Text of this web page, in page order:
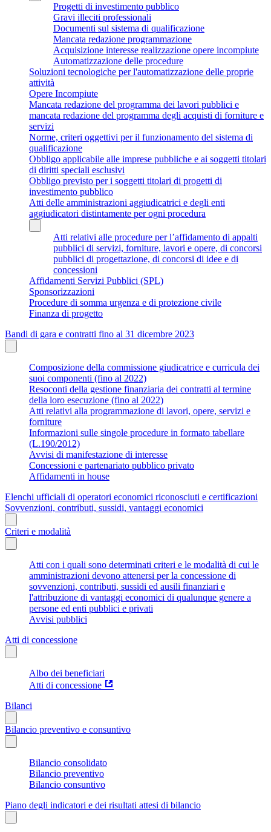
Progetti di investimento pubblico
Gravi illeciti professionali
Documenti sul sistema di qualificazione
Mancata redazione programmazione
Acquisizione interesse realizzazione opere incompiute
Automatizzazione delle procedure
Soluzioni tecnologiche per l'automatizzazione delle proprie
attività
Opere Incompiute
Mancata redazione del programma dei lavori pubblici e
mancata redazione del programma degli acquisti di forniture e
servizi
Norme, criteri oggettivi per il funzionamento del sistema di
qualificazione
Obbligo applicabile alle imprese pubbliche e ai soggetti titolari
di diritti speciali esclusivi
Obbligo previsto per i soggetti titolari di progetti di
investimento pubblico
Atti delle amministrazioni aggiudicatrici e degli enti
aggiudicatori distintamente per ogni procedura
Atti relativi alle procedure per l’affidamento di appalti
pubblici di servizi, forniture, lavori e opere, di concorsi
pubblici di progettazione, di concorsi di idee e di
concessioni
Affidamenti Servizi Pubblici (SPL)
Sponsorizzazioni
Procedure di somma urgenza e di protezione civile
Finanza di progetto
Bandi di gara e contratti fino al 31 dicembre 2023
Composizione della commissione giudicatrice e curricula dei
suoi componenti (fino al 2022)
Resoconti della gestione finanziaria dei contratti al termine
della loro esecuzione (fino al 2022)
Atti relativi alla programmazione di lavori, opere, servizi e
forniture
Informazioni sulle singole procedure in formato tabellare
(L.190/2012)
Avvisi di manifestazione di interesse
Concessioni e partenariato pubblico privato
Affidamenti in house
Elenchi ufficiali di operatori economici riconosciuti e certificazioni
Sovvenzioni, contributi, sussidi, vantaggi economici
Criteri e modalità
Atti con i quali sono determinati criteri e le modalità di cui le
amministrazioni devono attenersi per la concessione di
sovvenzioni, contributi, sussidi ed ausili finanziari e
l'attribuzione di vantaggi economici di qualunque genere a
persone ed enti pubblici e privati
Avvisi pubblici
Atti di concessione
Albo dei beneficiari
Atti di concessione
Bilanci
Bilancio preventivo e consuntivo
Bilancio consolidato
Bilancio preventivo
Bilancio consuntivo
Piano degli indicatori e dei risultati attesi di bilancio